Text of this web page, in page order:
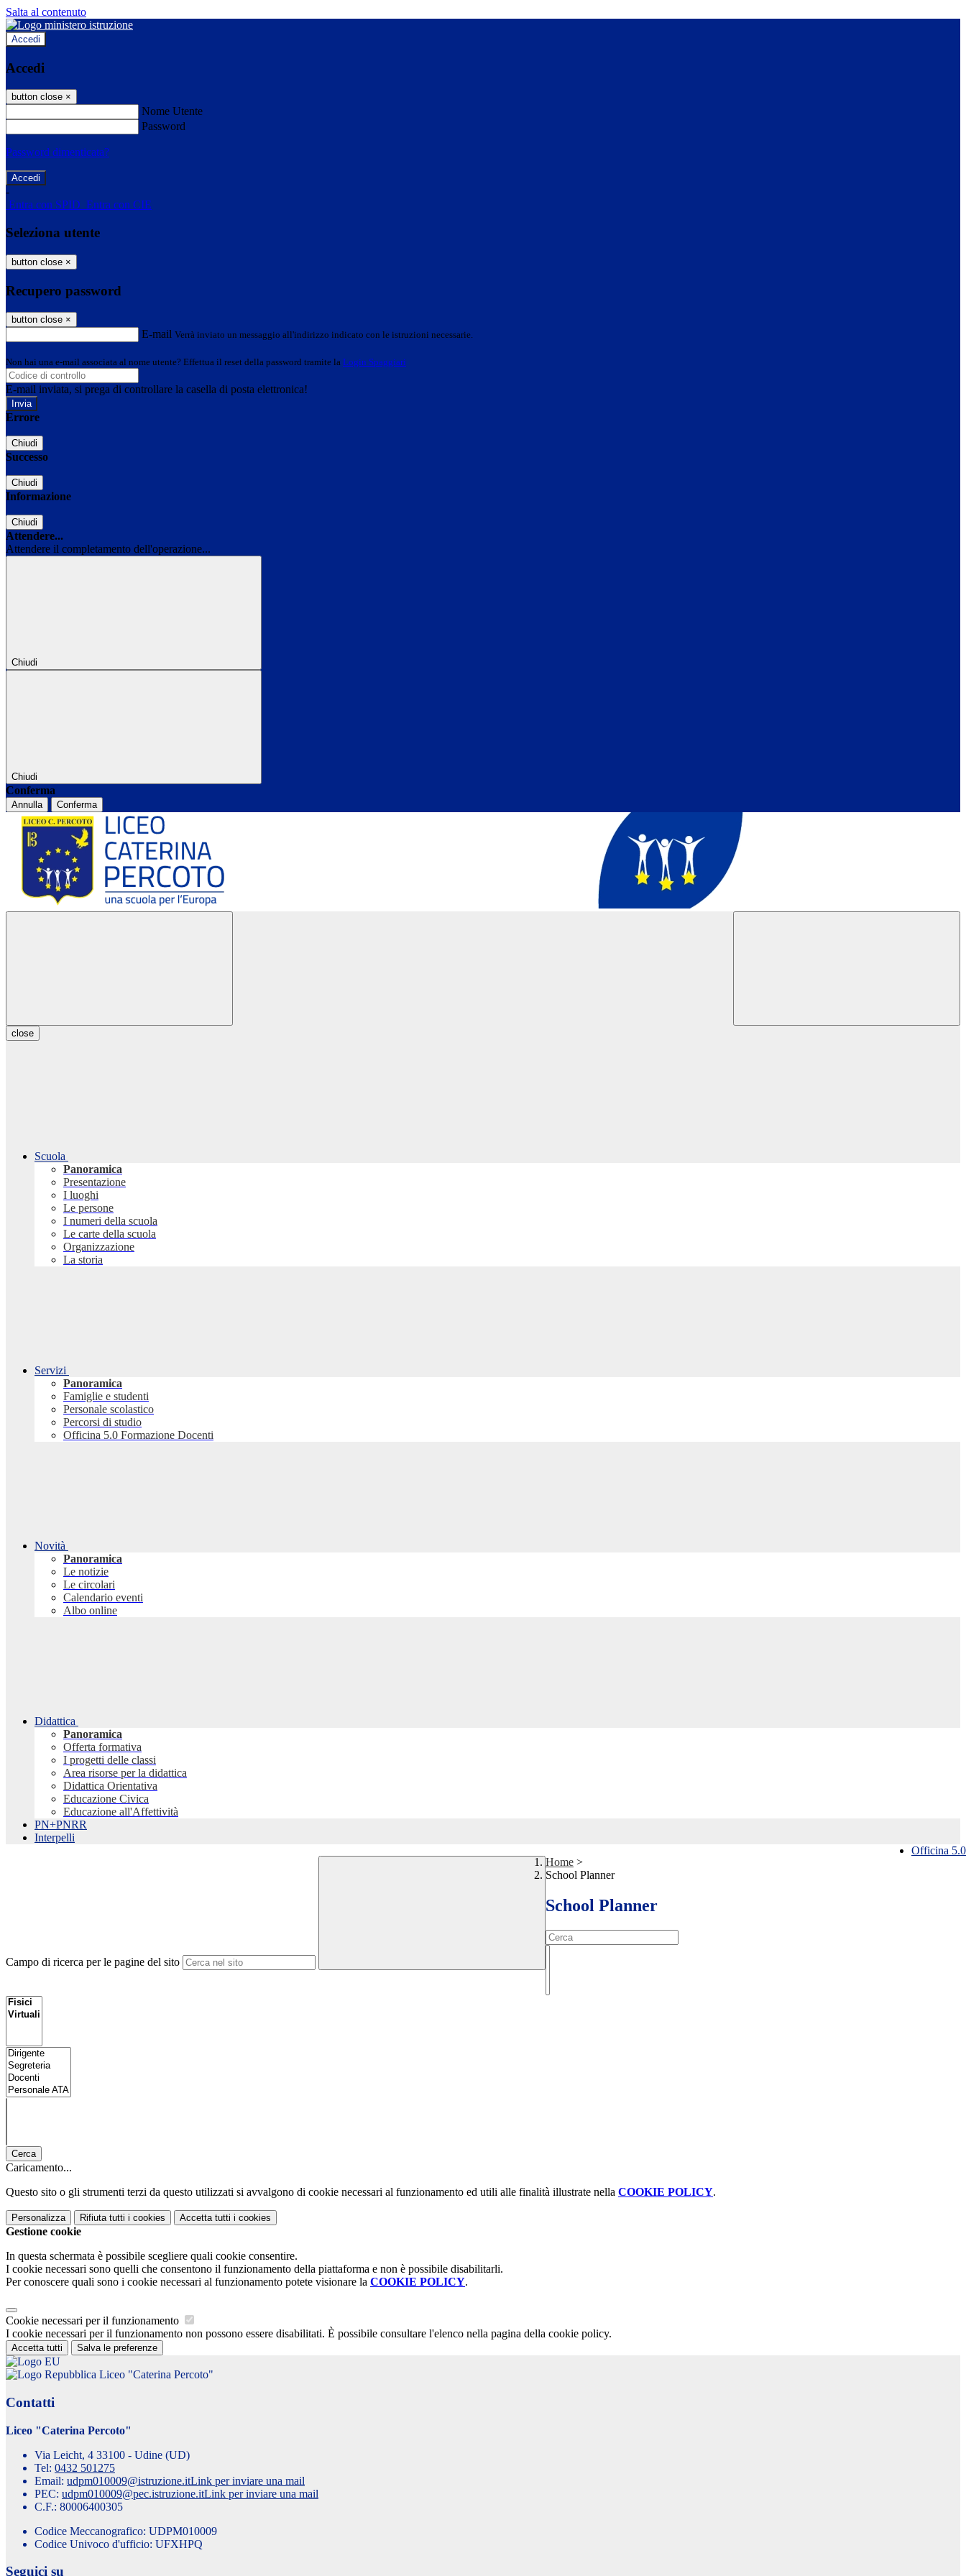
Salta al contenuto
Accedi
Accedi
button close ×
Nome Utente
Password
Password dimenticata?
-
Entra con SPID Entra con CIE
Seleziona utente
button close ×
Recupero password
button close ×
E-mail Verrà inviato un messaggio all'indirizzo indicato con le istruzioni necessarie.
Non hai una e-mail associata al nome utente? Effettua il reset della password tramite la Login Spaggiari
E-mail inviata, si prega di controllare la casella di posta elettronica!
Errore
Chiudi
Successo
Chiudi
Informazione
Chiudi
Attendere...
Attendere il completamento dell'operazione...
Chiudi
Chiudi
Conferma
Annulla Conferma
close
Scuola
Panoramica
Presentazione
I luoghi
Le persone
I numeri della scuola
Le carte della scuola
Organizzazione
La storia
Servizi
Panoramica
Famiglie e studenti
Personale scolastico
Percorsi di studio
Officina 5.0 Formazione Docenti
Novità
Panoramica
Le notizie
Le circolari
Calendario eventi
Albo online
Didattica
Panoramica
Offerta formativa
I progetti delle classi
Area risorse per la didattica
Didattica Orientativa
Educazione Civica
Educazione all'Affettività
PN+PNRR
Interpelli
Officina 5.0
Campo di ricerca per le pagine del sito
Home >
School Planner
School Planner
Cerca
Caricamento...
Questo sito o gli strumenti terzi da questo utilizzati si avvalgono di cookie necessari al funzionamento ed utili alle finalità illustrate nella COOKIE POLICY.
Personalizza Rifiuta tutti i cookies Accetta tutti i cookies
Gestione cookie
In questa schermata è possibile scegliere quali cookie consentire.
I cookie necessari sono quelli che consentono il funzionamento della piattaforma e non è possibile disabilitarli.
Per conoscere quali sono i cookie necessari al funzionamento potete visionare la COOKIE POLICY.
Cookie necessari per il funzionamento
I cookie necessari per il funzionamento non possono essere disabilitati. È possibile consultare l'elenco nella pagina della cookie policy.
Accetta tutti Salva le preferenze
Liceo "Caterina Percoto"
Contatti
Liceo "Caterina Percoto"
Via Leicht, 4 33100 - Udine (UD)
Tel: 0432 501275
Email: udpm010009@istruzione.itLink per inviare una mail
PEC: udpm010009@pec.istruzione.itLink per inviare una mail
C.F.: 80006400305
Codice Meccanografico: UDPM010009
Codice Univoco d'ufficio: UFXHPQ
Seguici su